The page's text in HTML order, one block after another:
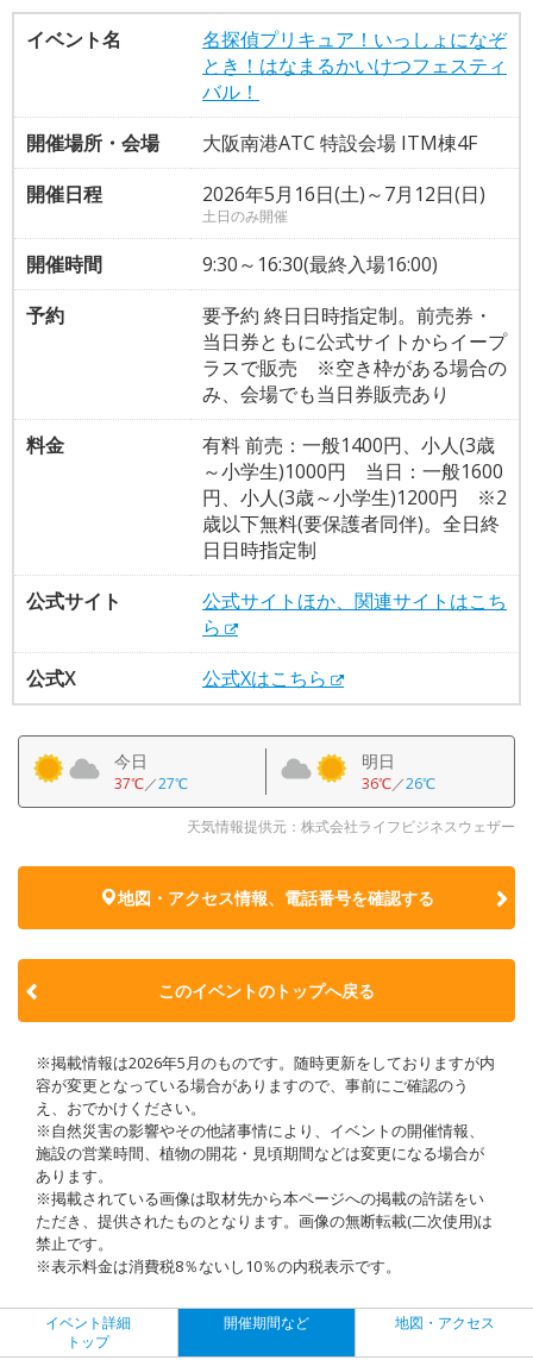
イベント名
名探偵プリキュア！いっしょになぞ
とき！はなまるかいけつフェスティ
バル！
開催場所・会場
大阪南港ATC 特設会場 ITM棟4F
開催日程
2026年5月16日(土)～7月12日(日)
土日のみ開催
開催時間
9:30～16:30(最終入場16:00)
予約
要予約 終日日時指定制。前売券・
当日券ともに公式サイトからイープ
ラスで販売 ※空き枠がある場合の
み、会場でも当日券販売あり
料金
有料 前売：一般1400円、小人(3歳
～小学生)1000円 当日：一般1600
円、小人(3歳～小学生)1200円 ※2
歳以下無料(要保護者同伴)。全日終
日日時指定制
公式サイト
公式サイトほか、関連サイトはこち
ら
公式X
公式Xはこちら
今日
37℃／27℃
明日
36℃／26℃
天気情報提供元：株式会社ライフビジネスウェザー
地図・アクセス情報、電話番号を確認する
このイベントのトップへ戻る
※掲載情報は2026年5月のものです。随時更新をしておりますが内
容が変更となっている場合がありますので、事前にご確認のう
え、おでかけください。
※自然災害の影響やその他諸事情により、イベントの開催情報、
施設の営業時間、植物の開花・見頃期間などは変更になる場合が
あります。
※掲載されている画像は取材先から本ページへの掲載の許諾をい
ただき、提供されたものとなります。画像の無断転載(二次使用)は
禁止です。
※表示料金は消費税8％ないし10％の内税表示です。
イベント詳細
トップ
開催期間など 地図・アクセス